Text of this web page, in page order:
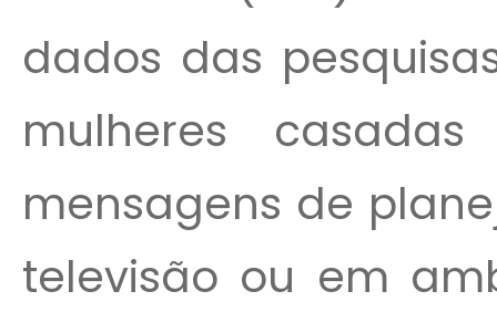
dados das
mulheres
mensagens de
televisão ou em